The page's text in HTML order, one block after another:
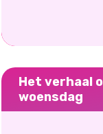
Het verhaal
woensdag